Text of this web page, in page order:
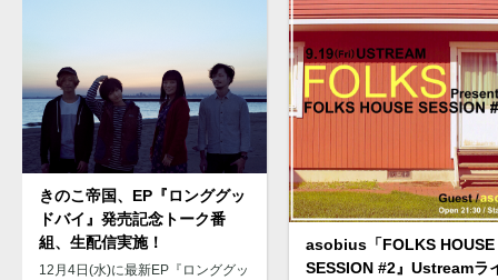
きのこ帝国、EP『ロンググッ
ドバイ』発売記念トーク番
組、生配信実施！
12月4日(水)に最新EP『ロンググッ
asobius「FOLKS HOUSE
SESSION #2』Ustreamラ